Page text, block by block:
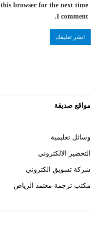
browser for the next time
I comment.
مواقع صديقة
وسائل تعليمية
التحضير الالكتروني
شركة تسويق الكتروني
مكتب ترجمة معتمد الرياض